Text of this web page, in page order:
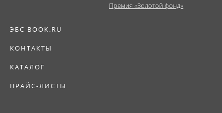
Премия «Золотой фонд»
ЭБС BOOK.RU
КОНТАКТЫ
КАТАЛОГ
ПРАЙС-ЛИСТЫ